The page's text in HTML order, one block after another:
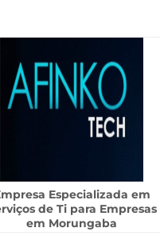
Especializada em
de Ti para Empresas
em Morungaba